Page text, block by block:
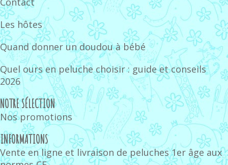
Les hôtes
Quand donner un doudou à bébé
Quel ours en peluche choisir : guide et conseils
2026
NOTRE SÉLECTION
Nos promotions
INFORMATIONS
Vente en ligne et livraison de peluches 1er âge aux